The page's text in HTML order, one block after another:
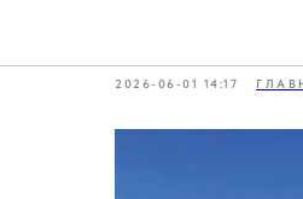
2026-06-01 14:17